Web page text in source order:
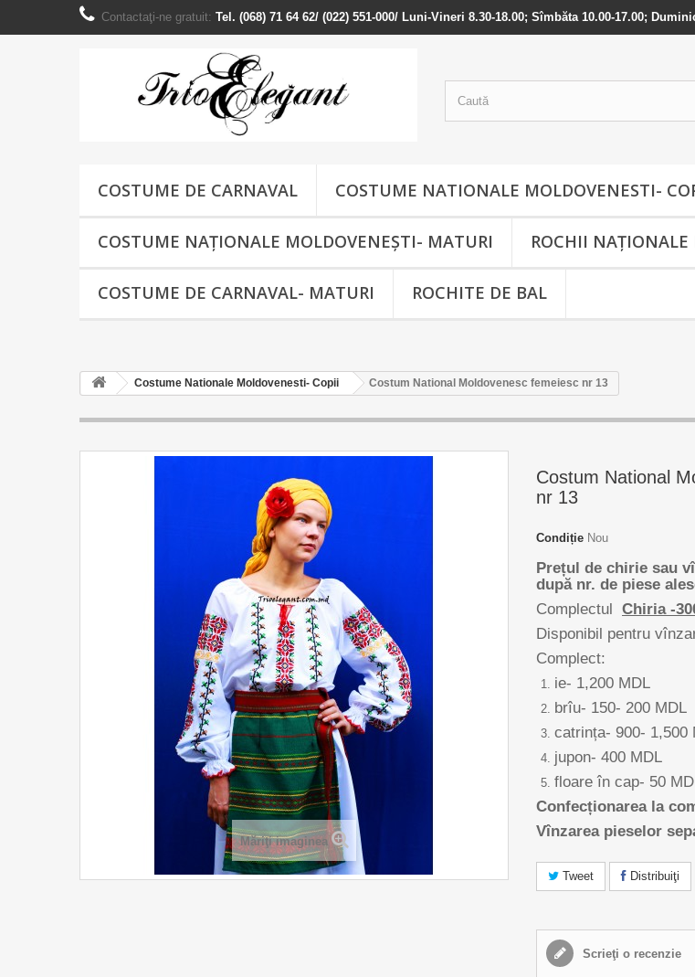
Contactaţi-ne gratuit: Tel. (068) 71 64 62/ (022) 551-000/ Luni-Vineri 8.30-18.00; Sîmbăta 10.00-17.00;
COSTUME DE CARNAVAL COSTUME NATIONALE MOLDOVENESTI-
COSTUME NAŢIONALE MOLDOVENEȘTI- MATURI ROCHII NAȚIONALE
COSTUME DE CARNAVAL- MATURI ROCHITE DE BAL
Costume Nationale Moldovenesti- Copii Costum National Moldovenesc femeiesc nr 13
Măriţi imaginea
Costum National
nr 13
Condiție Nou
Prețul de chirie sau
după nr. de piese
Complectul Chiria -
Disponibil pentru
Complect:
ie- 1,200 MDL
brîu- 150- 200 MDL
catrința- 900- 1,500
jupon- 400 MDL
floare în cap- 50
Confecționarea la
Vînzarea pieselor
Tweet Distribuiţi
Scrieţi o recenzie